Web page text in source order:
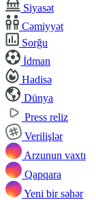
Siyasət
Cəmiyyət
Sorğu
İdman
Hadisə
Dünya
Press reliz
Verilişlər
Arzunun vaxtı
Qapqara
Yeni bir səhər